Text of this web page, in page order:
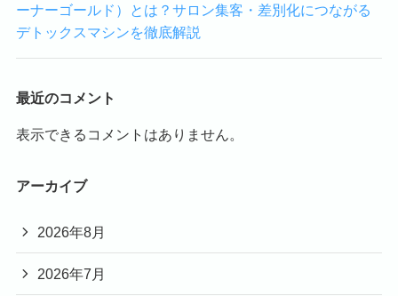
ーナーゴールド）とは？サロン集客・差別化につながる
デトックスマシンを徹底解説
最近のコメント
表示できるコメントはありません。
アーカイブ
2026年8月
2026年7月